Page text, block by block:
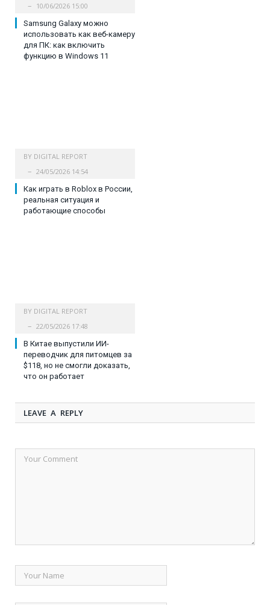
10/06/2026 15:00
Samsung Galaxy можно
использовать как веб-камеру
для ПК: как включить
функцию в Windows 11
BY DIGITAL REPORT
24/05/2026 14:54
Как играть в Roblox в России,
реальная ситуация и
работающие способы
BY DIGITAL REPORT
22/05/2026 17:48
В Китае выпустили ИИ-
переводчик для питомцев за
$118, но не смогли доказать,
что он работает
LEAVE A REPLY